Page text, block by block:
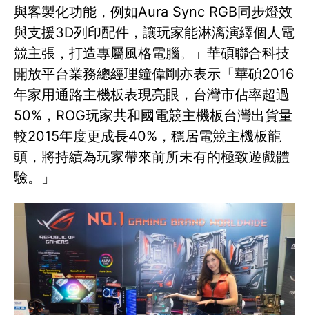
與客製化功能，例如Aura Sync RGB同步燈效
與支援3D列印配件，讓玩家能淋漓演繹個人電
競主張，打造專屬風格電腦。」華碩聯合科技
開放平台業務總經理鐘偉剛亦表示「華碩2016
年家用通路主機板表現亮眼，台灣市佔率超過
50%，ROG玩家共和國電競主機板台灣出貨量
較2015年度更成長40%，穩居電競主機板龍
頭，將持續為玩家帶來前所未有的極致遊戲體
驗。」